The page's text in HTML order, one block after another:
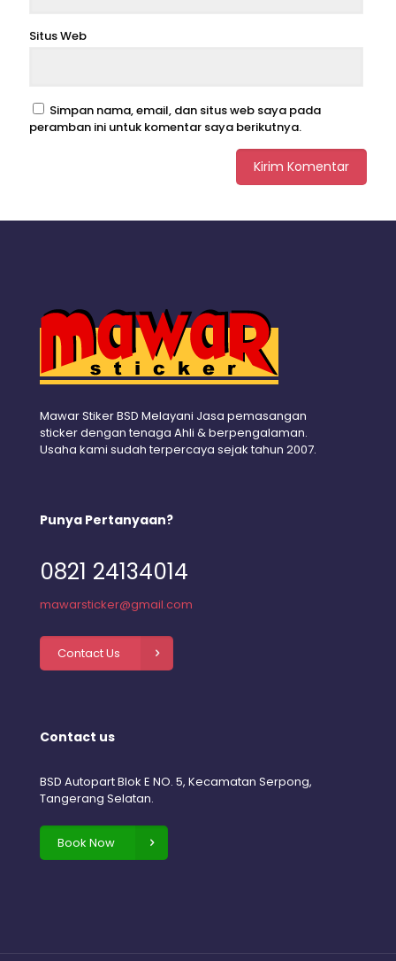
Situs Web
Simpan nama, email, dan situs web saya pada
peramban ini untuk komentar saya berikutnya.
Mawar Stiker BSD Melayani Jasa pemasangan
sticker dengan tenaga Ahli & berpengalaman.
Usaha kami sudah terpercaya sejak tahun 2007.
Punya Pertanyaan?
0821 24134014
mawarsticker@gmail.com
Contact Us
Contact us
BSD Autopart Blok E NO. 5, Kecamatan Serpong,
Tangerang Selatan.
Book Now